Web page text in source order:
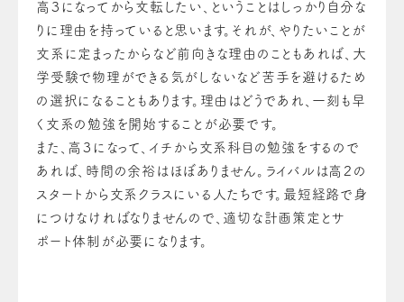
高３になってから文転したい、ということはしっかり自分な
りに理由を持っていると思います。それが、やりたいことが
文系に定まったからなど前向きな理由のこともあれば、大
学受験で物理ができる気がしないなど苦手を避けるため
の選択になることもあります。理由はどうであれ、一刻も早
く文系の勉強を開始することが必要です。
また、高３になって、イチから文系科目の勉強をするので
あれば、時間の余裕はほぼありません。ライバルは高２の
スタートから文系クラスにいる人たちです。最短経路で身
につけなければなりませんので、適切な計画策定とサ
ポート体制が必要になります。